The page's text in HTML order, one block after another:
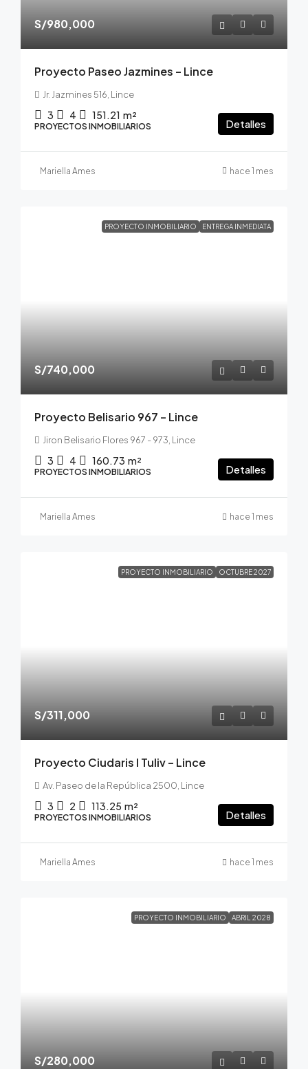
S/980,000
Proyecto Paseo Jazmines – Lince
Jr. Jazmines 516, Lince
3 4 151.21 m²
PROYECTOS INMOBILIARIOS Detalles
Mariella Ames hace 1 mes
PROYECTO INMOBILIARIO ENTREGA INMEDIATA
S/740,000
Proyecto Belisario 967 – Lince
Jiron Belisario Flores 967 - 973, Lince
3 4 160.73 m²
PROYECTOS INMOBILIARIOS Detalles
Mariella Ames hace 1 mes
PROYECTO INMOBILIARIO OCTUBRE 2027
S/311,000
Proyecto Ciudaris I Tuliv – Lince
Av. Paseo de la República 2500, Lince
3 2 113.25 m²
PROYECTOS INMOBILIARIOS Detalles
Mariella Ames hace 1 mes
PROYECTO INMOBILIARIO ABRIL 2028
S/280,000